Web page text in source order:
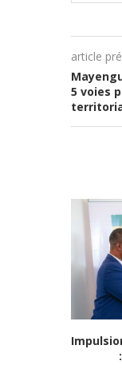
article
5 voies